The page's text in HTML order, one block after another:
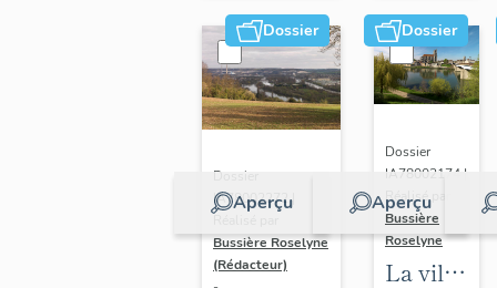
Dossier
Aperçu
Dossier
IA78002272 |
Bussière Roselyne
(Rédacteur)
Dossier
Aperçu
Dossier
IA78002174 |
Réalisé par
Bussière
Roselyne
La ville